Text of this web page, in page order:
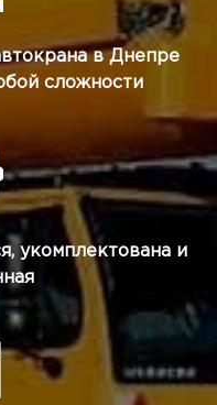
в Днепре
сложности
укомплектована и